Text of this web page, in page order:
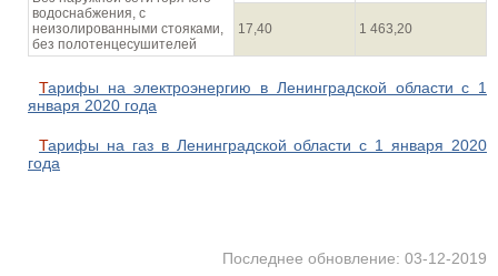
водоснабжения, с
неизолированными стояками,
без полотенцесушителей
17,40 1 463,20
Тарифы на электроэнергию в Ленинградской области с 1
января 2020 года
Тарифы на газ в Ленинградской области с 1 января 2020
года
Последнее обновление: 03-12-2019